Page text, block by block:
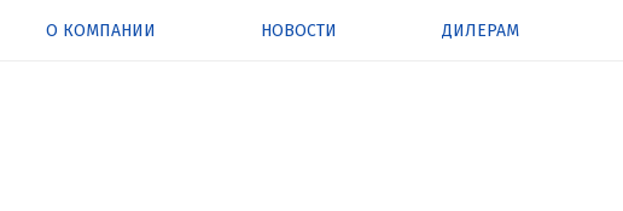
О КОМПАНИИ НОВОСТИ ДИЛЕРАМ